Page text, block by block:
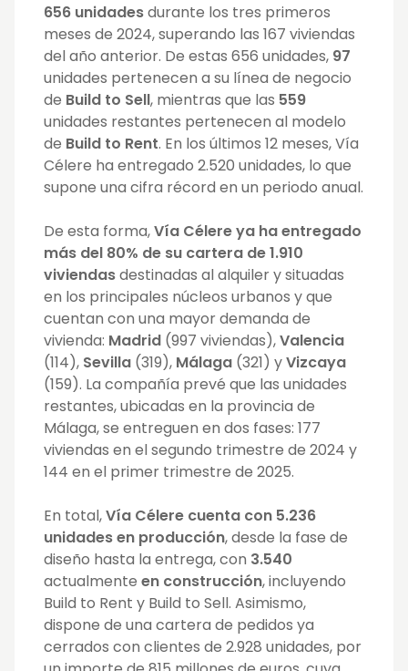
656 unidadesdurante los tres primeros
meses de 2024, superando las 167 viviendas
del año anterior. De estas 656 unidades, 97
unidades pertenecen a su línea de negocio
de Build to Sell, mientras que las 559
unidades restantes pertenecen al modelo
de Build to Rent. En los últimos 12 meses, Vía
Célere ha entregado 2.520 unidades, lo que
supone una cifra récord en un periodo anual.
De esta forma,Vía Célere ya ha entregado
más del 80% de su cartera de 1.910
viviendasdestinadas al alquiler y situadas
en los principales núcleos urbanos y que
cuentan con una mayor demanda de
vivienda: Madrid (997 viviendas),Valencia
(114), Sevilla (319), Málaga (321) yVizcaya
(159). La compañía prevé que las unidades
restantes, ubicadas en la provincia de
Málaga, se entreguen en dos fases: 177
viviendas en el segundo trimestre de 2024 y
144 en el primer trimestre de 2025.
En total,Vía Célere cuenta con 5.236
unidades en producción, desde la fase de
diseño hasta la entrega, con 3.540
actualmente en construcción, incluyendo
Build to Rent y Build to Sell. Asimismo,
dispone de una cartera de pedidos ya
cerrados con clientes de 2.928 unidades, por